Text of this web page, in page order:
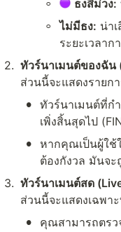
ธงสีม่วง:
◦ ไม่มีธง: น่า
ระยะเวลาก
2. ทัวร์นาเมนต์ของฉัน
ส่วนนี้จะแสดงรายก
• ทัวร์นาเมนต์ที่ก
เพิ่งสิ้นสุดไป
• หากคุณเป็นผู้ใช้
ต้องกังวล มันจ
3. ทัวร์นาเมนต์สด
ส่วนนี้จะแสดงเฉพา
• คุณสามารถตรว